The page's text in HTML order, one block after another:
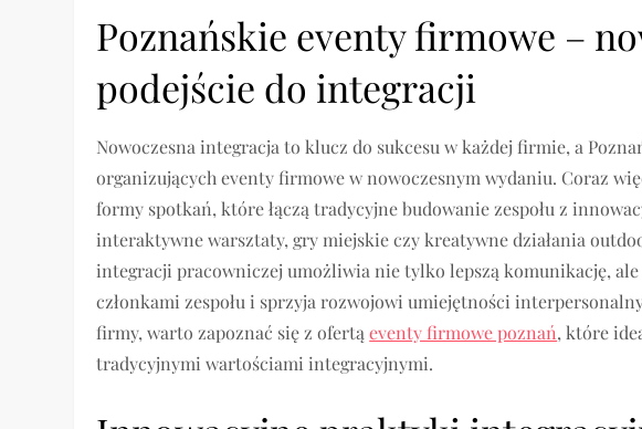
Poznańskie eventy firmowe –
podejście do integracji
Nowoczesna integracja to klucz do sukcesu w każdej firmie, a
organizujących eventy firmowe w nowoczesnym wydaniu. Coraz
formy spotkań, które łączą tradycyjne budowanie zespołu z
interaktywne warsztaty, gry miejskie czy kreatywne działania
integracji pracowniczej umożliwia nie tylko lepszą komunikację,
członkami zespołu i sprzyja rozwojowi umiejętności
firmy, warto zapoznać się z ofertąeventy firmowe poznań, które
tradycyjnymi wartościami integracyjnymi.